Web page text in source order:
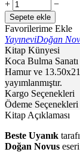
+ −
Sepete ekle
Favorilerime Ekle
YayıneviDoğan
Kitap Künyesi
Koca Bulma
Hamur ve
yayımlanmıştır.
Kargo Seçenekleri
Ödeme Seçenekleri
Kitap Açıklaması
Beste Uyanık
Doğan Novus